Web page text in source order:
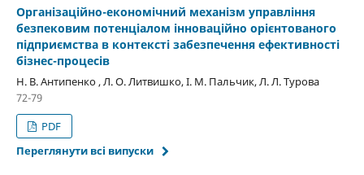
Організаційно-економічний механізм управління
безпековим потенціалом інноваційно орієнтованого
підприємства в контексті забезпечення ефективності
бізнес-процесів
Н. В. Антипенко , Л. О. Литвишко, І. М. Пальчик, Л. Л. Tурова
72-79
PDF
Переглянути всі випуски